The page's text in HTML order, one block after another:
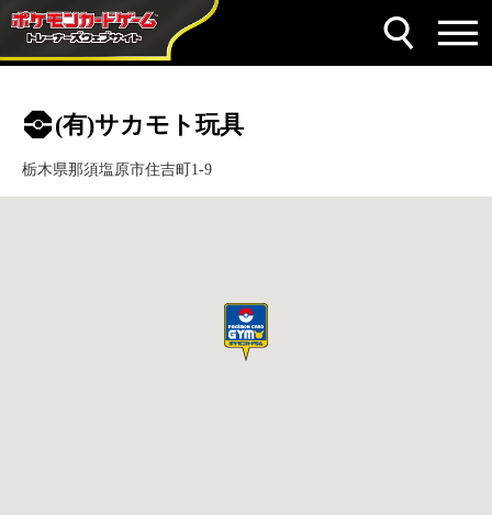
(有)サカモト玩具
栃木県那須塩原市住吉町1-9